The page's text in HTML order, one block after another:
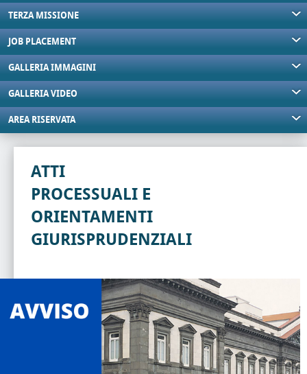
TERZA MISSIONE
JOB PLACEMENT
GALLERIA IMMAGINI
GALLERIA VIDEO
AREA RISERVATA
ATTI
PROCESSUALI E
ORIENTAMENTI
GIURISPRUDENZIALI